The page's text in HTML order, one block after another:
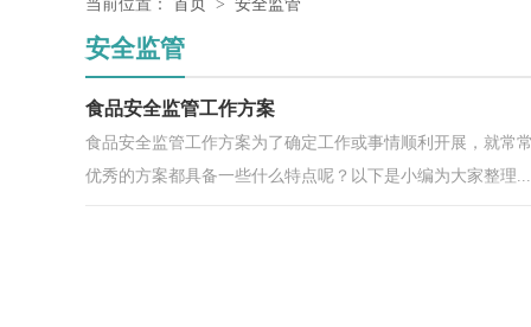
感言
当前位置： 首页 > 安全监管
安全监管
食品安全监管工作方案
食品安全监管工作方案为了确定工作或事情顺利开展，就常
优秀的方案都具备一些什么特点呢？以下是小编为大家整理...